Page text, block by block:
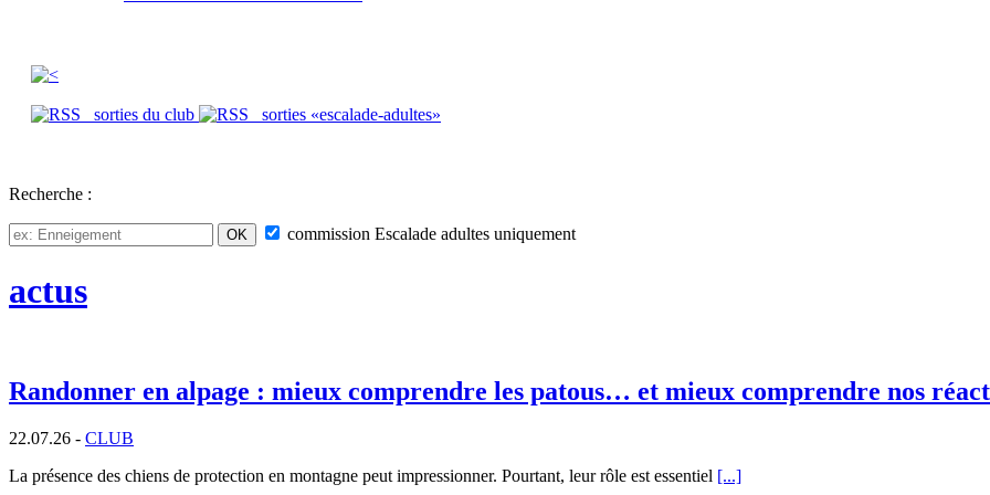
sorties du club sorties «escalade-adultes»
Recherche :
commission Escalade adultes uniquement
actus
Randonner en alpage : mieux comprendre les patous… et mieux comprendre nos
22.07.26 - CLUB
La présence des chiens de protection en montagne peut impressionner. Pourtant, leur rôle est essentiel [...]